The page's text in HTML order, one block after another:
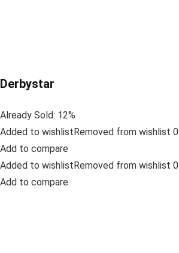
Derbystar
Already Sold: 12%
Added to wishlistRemoved from wishlist 0
Add to compare
Added to wishlistRemoved from wishlist 0
Add to compare